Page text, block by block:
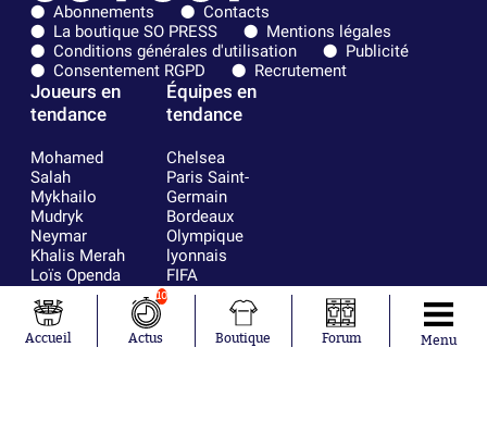
Abonnements
Contacts
La boutique SO PRESS
Mentions légales
Conditions générales d'utilisation
Publicité
Consentement RGPD
Recrutement
Joueurs en
tendance
Mohamed
Salah
Mykhailo
Mudryk
Neymar
Khalis Merah
Loïs Openda
Moussa
Niakhaté
Nicolás
Tagliafico
Équipes en
tendance
Chelsea
Paris Saint-
Germain
Bordeaux
Olympique
lyonnais
FIFA
Real Madrid
RC Strasbourg
AC Milan
France
Accueil
10
Actus Boutique Forum Menu